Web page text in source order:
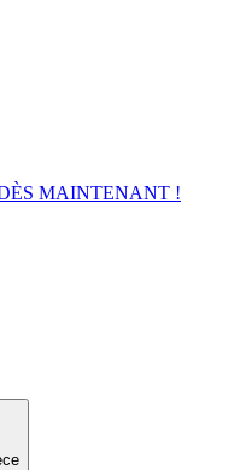
MAINTENANT !